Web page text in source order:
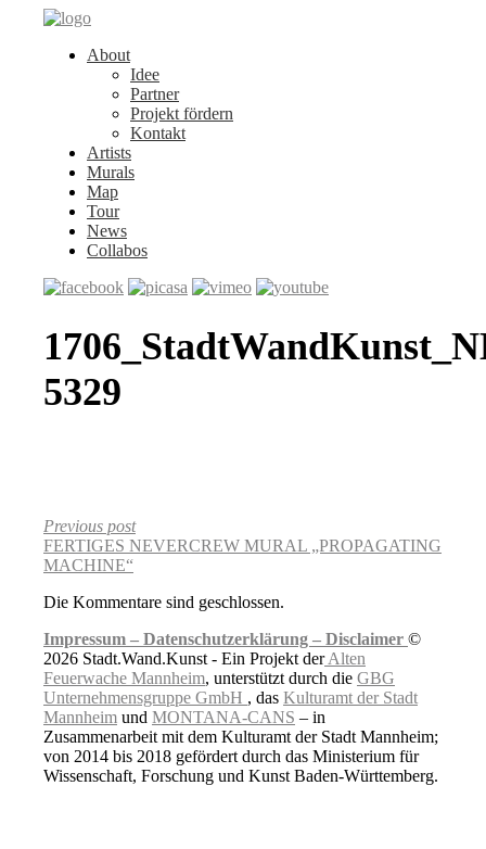
About
Idee
Partner
Projekt fördern
Kontakt
Artists
Murals
Map
Tour
News
Collabos
5329
Previous post
FERTIGES NEVERCREW MURAL „PROPAGATING
MACHINE“
Die Kommentare sind geschlossen.
Impressum – Datenschutzerklärung – Disclaimer ©
2026 Stadt.Wand.Kunst - Ein Projekt derAlten
Feuerwache Mannheim, unterstützt durch die GBG
Unternehmensgruppe GmbH , das Kulturamt der Stadt
Mannheim und MONTANA-CANS – in
Zusammenarbeit mit dem Kulturamt der Stadt Mannheim;
von 2014 bis 2018 gefördert durch das Ministerium für
Wissenschaft, Forschung und Kunst Baden-Württemberg.